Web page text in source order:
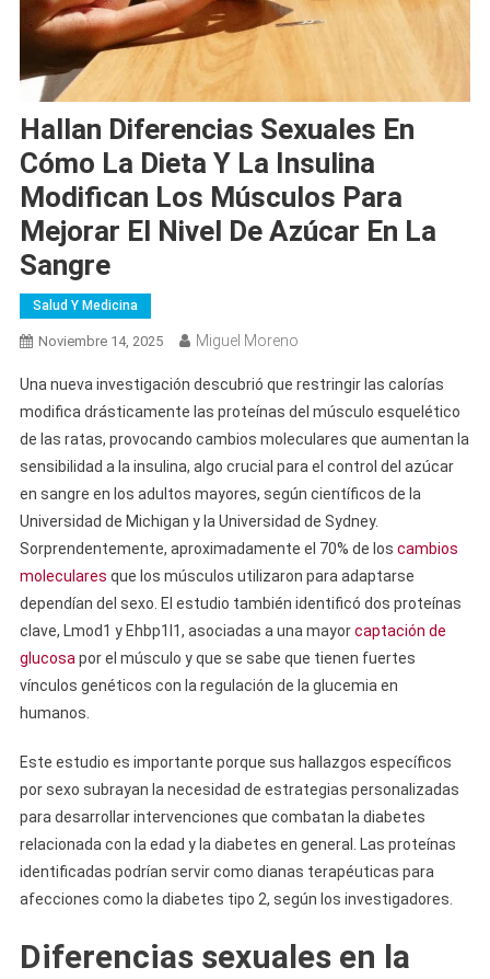
Hallan Diferencias Sexuales En
Cómo La Dieta Y La Insulina
Modifican Los Músculos Para
Mejorar El Nivel De Azúcar En La
Sangre
Salud Y Medicina
Noviembre 14, 2025 Miguel Moreno
Una nueva investigación descubrió que restringir las calorías
modifica drásticamente las proteínas del músculo esquelético
de las ratas, provocando cambios moleculares que aumentan la
sensibilidad a la insulina, algo crucial para el control del azúcar
en sangre en los adultos mayores, según científicos de la
Universidad de Michigan y la Universidad de Sydney.
Sorprendentemente, aproximadamente el 70% de los cambios
moleculares que los músculos utilizaron para adaptarse
dependían del sexo. El estudio también identificó dos proteínas
clave, Lmod1 y Ehbp1l1, asociadas a una mayorcaptación de
glucosa por el músculo y que se sabe que tienen fuertes
vínculos genéticos con la regulación de la glucemia en
humanos.
Este estudio es importante porque sus hallazgos específicos
por sexo subrayan la necesidad de estrategias personalizadas
para desarrollar intervenciones que combatan la diabetes
relacionada con la edad y la diabetes en general. Las proteínas
identificadas podrían servir como dianas terapéuticas para
afecciones como la diabetes tipo 2, según los investigadores.
Diferencias sexuales en la